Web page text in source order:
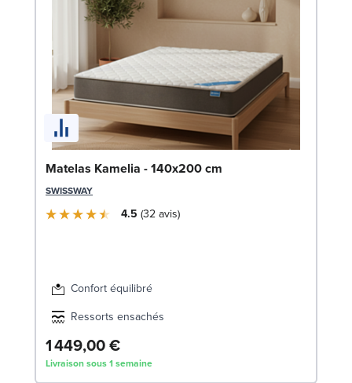
Matelas Kamelia - 140x200 cm
SWISSWAY
4.5 32avis
Confort équilibré
Ressorts ensachés
1 449,00 €
Livraison sous 1 semaine